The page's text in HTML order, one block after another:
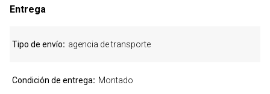
Entrega
Tipo de envío agencia de transporte
Condición de entrega Montado